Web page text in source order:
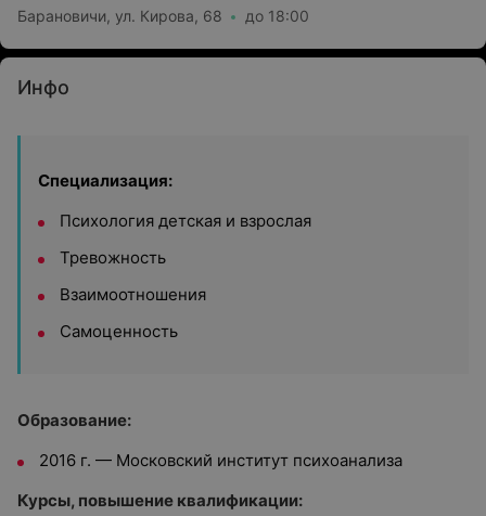
Барановичи, ул. Кирова, 68 до 18:00
Инфо
Специализация:
Психология детская и взрослая
Тревожность
Взаимоотношения
Самоценность
Образование:
2016 г. — Московский институт психоанализа
Курсы, повышение квалификации: